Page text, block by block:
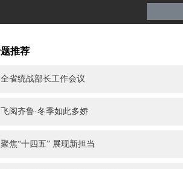
推荐
全省统战部长工作会议
飞阅齐鲁·冬季如此多娇
聚焦“十四五” 展现新担当